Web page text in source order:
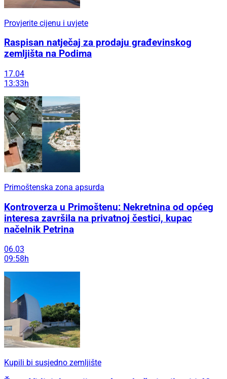
Provjerite cijenu i uvjete
Raspisan natječaj za prodaju građevinskog
zemljišta na Podima
17.04
13:33h
Primoštenska zona apsurda
Kontroverza u Primoštenu: Nekretnina od općeg
interesa završila na privatnoj čestici, kupac
načelnik Petrina
06.03
09:58h
Kupili bi susjedno zemljište